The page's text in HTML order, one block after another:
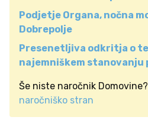
Podjetje Organa, nočna
Dobrepolje
Presenetljiva odkritja o
najemniškem stanovanju
Še niste naročnik
naročniško stran